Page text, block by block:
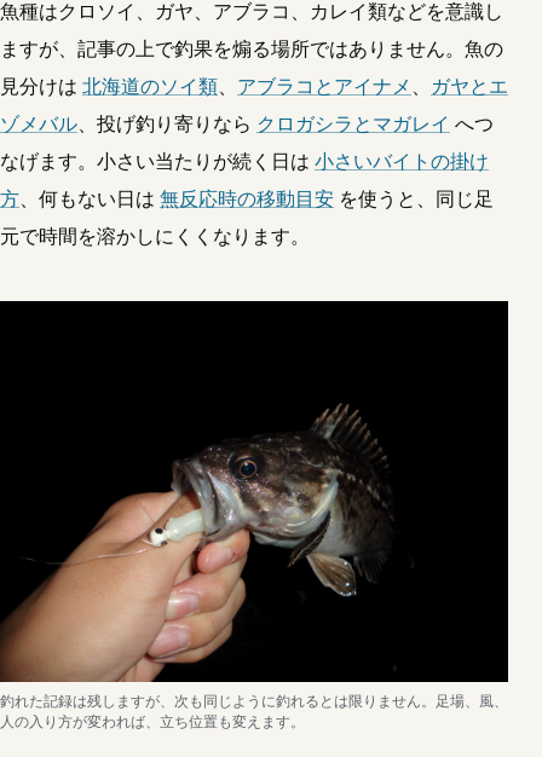
魚種はクロソイ、ガヤ、アブラコ、カレイ類などを意識し
ますが、記事の上で釣果を煽る場所ではありません。魚の
見分けは 北海道のソイ類、 アブラコとアイナメ 、 ガヤとエ
ゾメバル、投げ釣り寄りなら クロガシラとマガレイ へつ
なげます。小さい当たりが続く日は 小さいバイトの掛け
方、何もない日は 無反応時の移動目安 を使うと、同じ足
元で時間を溶かしにくくなります。
釣れた記録は残しますが、次も同じように釣れるとは限りません。足場、風、
人の入り方が変われば、立ち位置も変えます。